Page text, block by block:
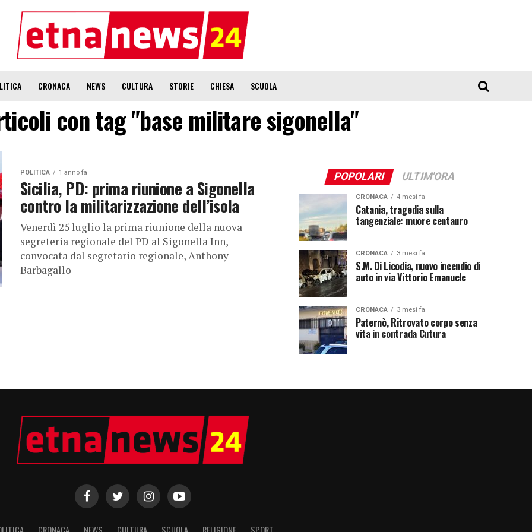
CRONACA NEWS CULTURA STORIE CHIESA SCUOLA
con tag "base militare sigonella"
POLITICA 1 anno fa
Sicilia, PD: prima riunione a Sigonella
contro la militarizzazione dell’isola
Venerdì 25 luglio la prima riunione della nuova
segreteria regionale del PD al Sigonella Inn,
convocata dal segretario regionale, Anthony
Barbagallo
POPOLARI ULTIM'ORA
CRONACA 4 mesi fa
Catania, tragedia sulla
tangenziale: muore centauro
CRONACA 3 mesi fa
S.M. Di Licodia, nuovo incendio di
auto in via Vittorio Emanuele
CRONACA 3 mesi fa
Paternò, Ritrovato corpo senza
vita in contrada Cutura